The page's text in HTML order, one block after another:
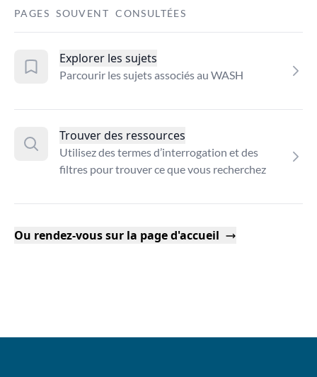
PAGES SOUVENT CONSULTÉES
Explorer les sujets
Parcourir les sujets associés au WASH
Trouver des ressources
Utilisez des termes d’interrogation et des
filtres pour trouver ce que vous recherchez
Ou rendez-vous sur la page d'accueil